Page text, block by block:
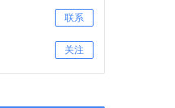
联系
关注